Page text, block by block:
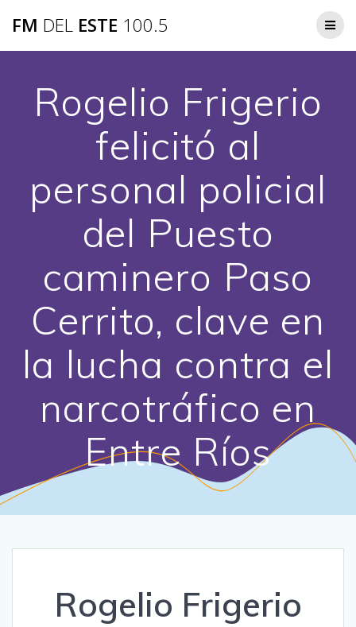
FM DEL ESTE 100.5
Rogelio Frigerio
felicitó al
personal policial
del Puesto
caminero Paso
Cerrito, clave en
la lucha contra el
narcotráfico en
Entre Ríos
Rogelio Frigerio